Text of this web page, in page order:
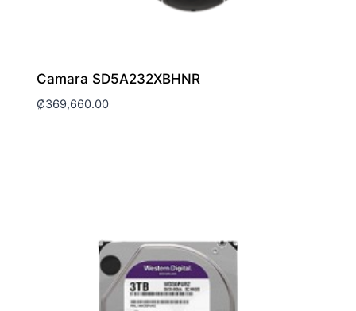
Camara SD5A232XBHNR
₡369,660.00